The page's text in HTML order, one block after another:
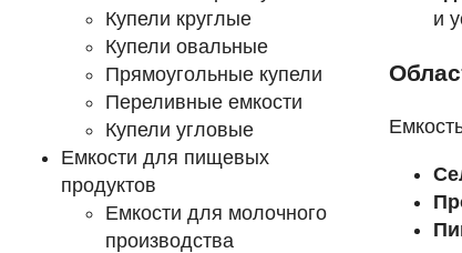
Купели круглые
Купели овальные
Прямоугольные купели
Переливные емкости
Купели угловые
Емкости для пищевых
продуктов
Емкости для молочного
производства
и